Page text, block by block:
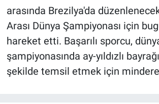
arasında Brezilya'da
Arası Dünya Şampiyonası için
hareket etti. Başarılı sporcu,
şampiyonasında ay-yıldızlı
şekilde temsil etmek için mindere